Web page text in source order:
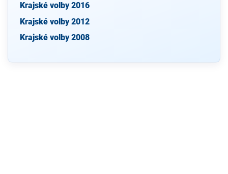
Krajské volby 2016
Krajské volby 2012
Krajské volby 2008